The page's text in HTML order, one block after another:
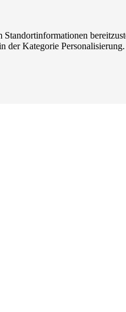
der Kategorie Personalisierung.